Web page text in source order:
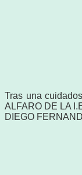
Tras una
ALFARO DE LA
DIEGO